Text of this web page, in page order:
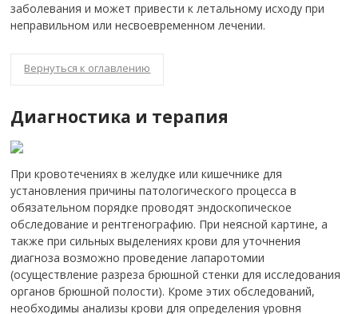
заболевания и может привести к летальному исходу при
неправильном или несвоевременном лечении.
Вернуться к оглавлению
Диагностика и терапия
При кровотечениях в желудке или кишечнике для
установления причины патологического процесса в
обязательном порядке проводят эндоскопическое
обследование и рентгенографию. При неясной картине, а
также при сильных выделениях крови для уточнения
диагноза возможно проведение лапаротомии
(осуществление разреза брюшной стенки для исследования
органов брюшной полости). Кроме этих обследований,
необходимы анализы крови для определения уровня